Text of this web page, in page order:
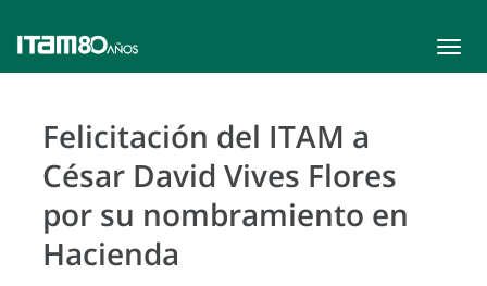
Toggle
Felicitación del ITAM a
César David Vives Flores
por su nombramiento en
Hacienda